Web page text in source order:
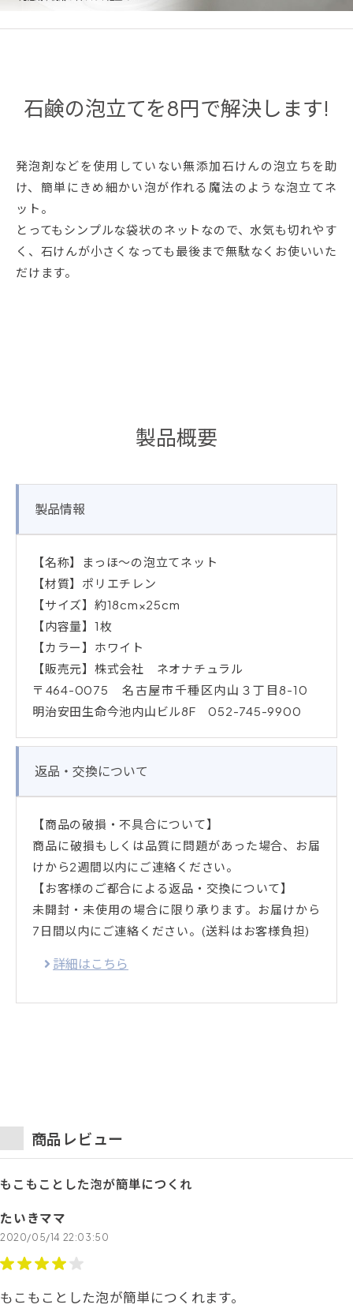
石鹸の泡立てを8円で解決します!
発泡剤などを使用していない無添加石けんの泡立ちを助
け、簡単にきめ細かい泡が作れる魔法のような泡立てネ
ット。
とってもシンプルな袋状のネットなので、水気も切れやす
く、石けんが小さくなっても最後まで無駄なくお使いいた
だけます。
製品概要
製品情報
【名称】まっほ～の泡立てネット
【材質】ポリエチレン
【サイズ】約18cm×25cm
【内容量】1枚
【カラー】ホワイト
【販売元】株式会社 ネオナチュラル
〒464-0075 名古屋市千種区内山３丁目8-10
明治安田生命今池内山ビル8F 052-745-9900
返品・交換について
【商品の破損・不具合について】
商品に破損もしくは品質に問題があった場合、お届
けから2週間以内にご連絡ください。
【お客様のご都合による返品・交換について】
未開封・未使用の場合に限り承ります。お届けから
7日間以内にご連絡ください。(送料はお客様負担)
詳細はこちら
商品レビュー
もこもことした泡が簡単につくれ
たいきママ
2020/05/14 22:03:50
もこもことした泡が簡単につくれます。